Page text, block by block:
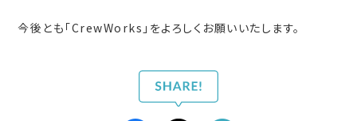
今後とも「CrewWorks」をよろしくお願いいたします。